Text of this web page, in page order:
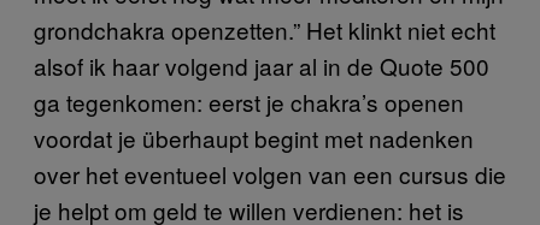
grondchakra openzetten.” Het klinkt niet echt
alsof ik haar volgend jaar al in de Quote 500
ga tegenkomen: eerst je chakra’s openen
voordat je überhaupt begint met nadenken
over het eventueel volgen van een cursus die
je helpt om geld te willen verdienen: het is